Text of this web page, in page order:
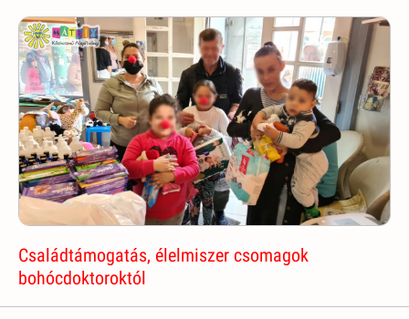
Családtámogatás, élelmiszer csomagok
bohócdoktoroktól